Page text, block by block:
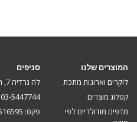
המוצרים שלנו
לוקרים וארונות מתכת
קטלוג מוצרים
מדפים מודולריים לפי
סניפים
לה גרדיה 7, תל אביב
03-5447744
פקס: 03-6516595